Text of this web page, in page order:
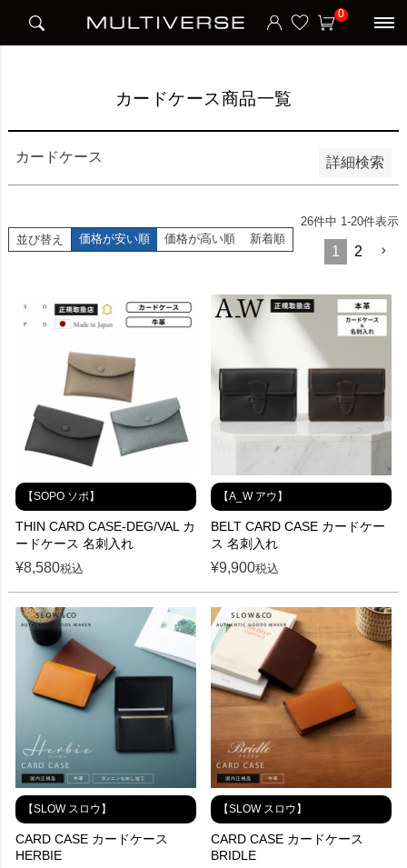
0
カードケース商品一覧
カードケース 詳細検索
並び順
新着順
並び替え 価格が安い順 価格が高い順 新着順
26件中 1-20件表示
1 2
【SOPO ソポ】
THIN CARD CASE-DEG/VAL カ
ードケース 名刺入れ
¥8,580税込
【A_W アウ】
BELT CARD CASE カードケー
ス 名刺入れ
¥9,900税込
【SLOW スロウ】
CARD CASE カードケース
HERBIE
【SLOW スロウ】
CARD CASE カードケース
BRIDLE